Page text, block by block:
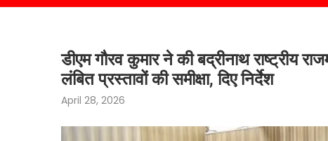
डीएम गौरव कुमार ने की बद्रीनाथ राष्ट्रीय
लंबित प्रस्तावों की समीक्षा, दिए निर्देश
April 28, 2026